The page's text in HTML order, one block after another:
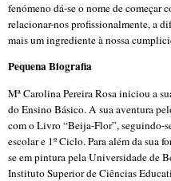
fenómeno dá-se o nome de começar
relacionar-nos profissionalmente, a
mais um ingrediente à nossa
Pequena Biografia
Mª Carolina Pereira Rosa iniciou a
do Ensino Básico. A sua aventura
com o Livro “Beija-Flor”, seguindo-
escolar e 1º Ciclo. Para além da sua
se em pintura pela Universidade de
Instituto Superior de Ciências